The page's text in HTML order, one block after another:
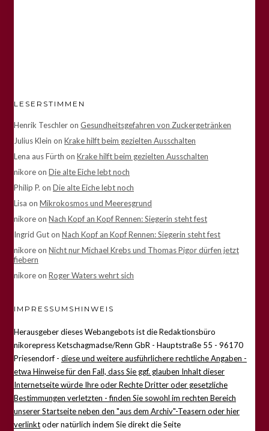
LESERSTIMMEN
Henrik Teschleron Gesundheitsgefahren von Zuckergetränken
Julius Klein on Krake hilft beim gezielten Ausschalten
Lena aus Fürth on Krake hilft beim gezielten Ausschalten
nikoreon Die alte Eiche lebt noch
Philip P. on Die alte Eiche lebt noch
Lisa on Mikrokosmos und Meeresgrund
nikoreon Nach Kopf an Kopf Rennen: Siegerin steht fest
Ingrid Guton Nach Kopf an Kopf Rennen: Siegerin steht fest
nikoreon Nicht nur Michael Krebs und Thomas Pigor dürfen jetzt
fiebern
nikoreon Roger Waters wehrt sich
IMPRESSUMSHINWEIS
Herausgeber dieses Webangebots ist die Redaktionsbüro
nikorepress Ketschagmadse/Renn GbR - Hauptstraße 55 - 96170
Priesendorf - diese und weitere ausführlichere rechtliche Angaben -
etwa Hinweise für den Fall, dass Sie ggf. glauben Inhalt dieser
Internetseite würde Ihre oder Rechte Dritter oder gesetzliche
Bestimmungen verletzten - finden Sie sowohl im rechten Bereich
unserer Startseite neben den "aus dem Archiv"-Teasern oder hier
verlinktoder natürlich indem Sie direkt die Seite